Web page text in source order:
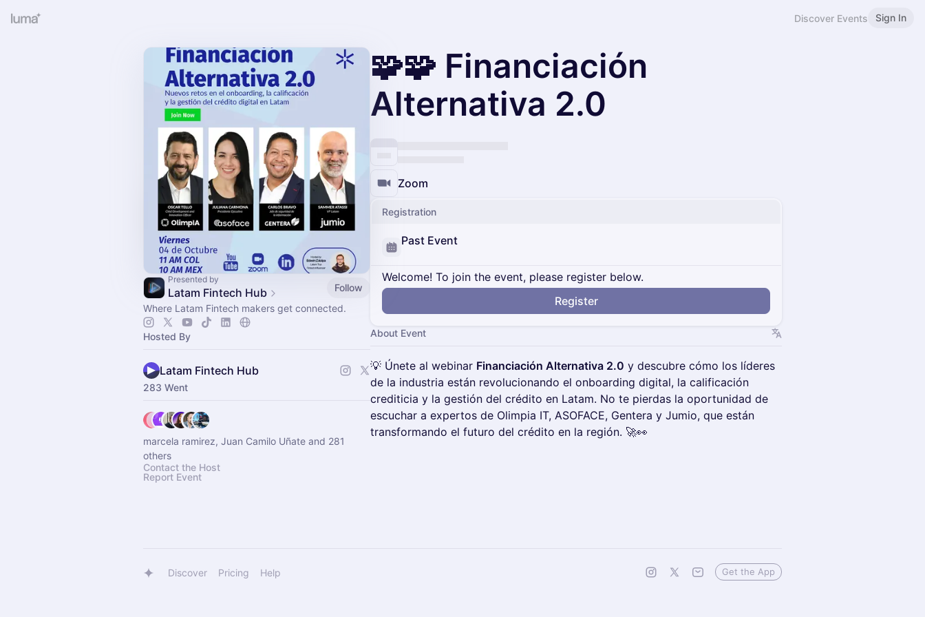
Discover Events Sign In
Presented by
Latam Fintech Hub
Follow
Where Latam Fintech makers get connected.
Hosted By
Latam Fintech Hub
283 Went
marcela ramirez, Juan Camilo Uñate and 281
others
Contact the Host
Report Event
🧩🧩 Financiación
Alternativa 2.0
Zoom
Registration
Past Event
Welcome! To join the event, please register below.
Register
About Event
💡​ Únete al webinar Financiación Alternativa 2.0 y descubre cómo los líderes
de la industria están revolucionando el onboarding digital, la calificación
crediticia y la gestión del crédito en Latam. No te pierdas la oportunidad de
escuchar a expertos de Olimpia IT, ASOFACE, Gentera y Jumio, que están
transformando el futuro del crédito en la región. 🚀👀
Discover Pricing Help Get the App